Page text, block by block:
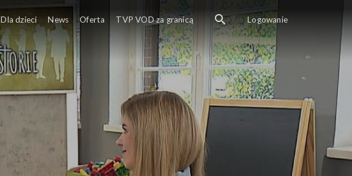
Dla dzieci News Oferta TVP VOD za granicą Logowanie